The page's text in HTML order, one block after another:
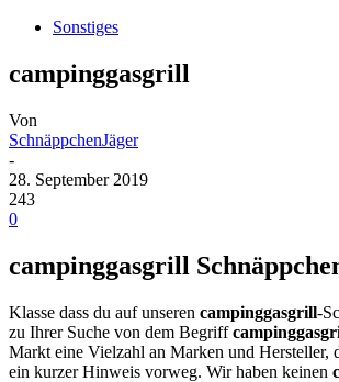
Sonstiges
campinggasgrill
Von
SchnäppchenJäger
-
28. September 2019
243
0
campinggasgrill
Klasse dass du auf unseren campinggasgrill-
zu Ihrer Suche von dem Begriff
Markt eine Vielzahl an Marken und Hersteller,
ein kurzer Hinweis vorweg. Wir haben keinen